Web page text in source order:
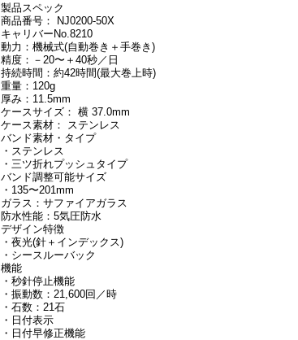
製品スペック
商品番号： NJ0200-50X
キャリバーNo.8210
動力：機械式(自動巻き＋手巻き)
精度：－20〜＋40秒／日
持続時間：約42時間(最大巻上時)
重量：120g
厚み：11.5mm
ケースサイズ： 横 37.0mm
ケース素材： ステンレス
バンド素材・タイプ
・ステンレス
・三ツ折れプッシュタイプ
バンド調整可能サイズ
・135〜201mm
ガラス：サファイアガラス
防水性能：5気圧防水
デザイン特徴
・夜光(針＋インデックス)
・シースルーバック
機能
・秒針停止機能
・振動数：21,600回／時
・石数：21石
・日付表示
・日付早修正機能